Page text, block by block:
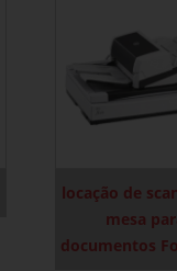
locação de
mesa
documentos